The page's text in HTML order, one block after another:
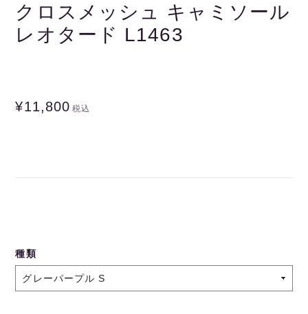
クロスメッシュ キャミソール
レオタード L1463
¥11,800 税込
種類